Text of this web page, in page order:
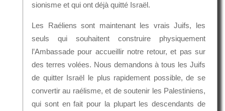
sionisme et qui ont déjà quitté Israël.
Les Raéliens sont maintenant les vrais Juifs, les
seuls qui souhaitent construire physiquement
l’Ambassade pour accueillir notre retour, et pas sur
des terres volées. Nous demandons à tous les Juifs
de quitter Israël le plus rapidement possible, de se
convertir au raélisme, et de soutenir les Palestiniens,
qui sont en fait pour la plupart les descendants de